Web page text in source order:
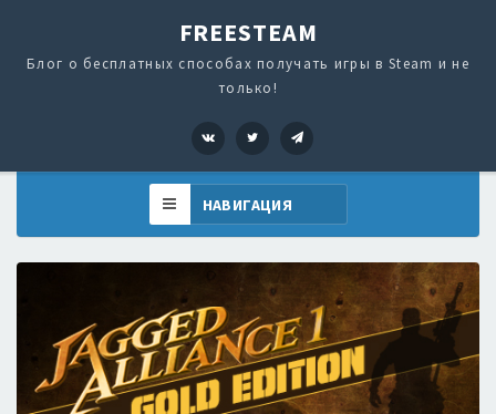
FREESTEAM
Блог о бесплатных способах получать игры в Steam и не
только!
VK Twitter